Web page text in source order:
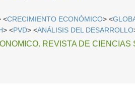
<CRECIMIENTO ECONÓMICO> <
> <PVD> <ANÁLISIS DEL DESARROLLO
REVISTA DE CIENCIAS